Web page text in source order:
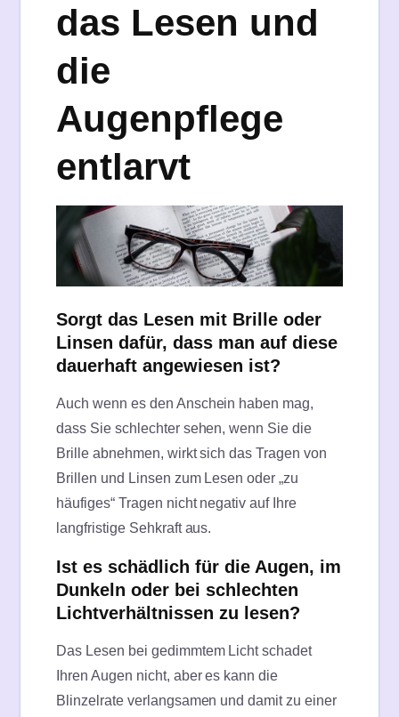
das Lesen und
die
Augenpflege
entlarvt
Sorgt das Lesen mit Brille oder
Linsen dafür, dass man auf diese
dauerhaft angewiesen ist?
Auch wenn es den Anschein haben mag,
dass Sie schlechter sehen, wenn Sie die
Brille abnehmen, wirkt sich das Tragen von
Brillen und Linsen zum Lesen oder „zu
häufiges“ Tragen nicht negativ auf Ihre
langfristige Sehkraft aus.
Ist es schädlich für die Augen, im
Dunkeln oder bei schlechten
Lichtverhältnissen zu lesen?
Das Lesen bei gedimmtem Licht schadet
Ihren Augen nicht, aber es kann die
Blinzelrate verlangsamen und damit zu einer